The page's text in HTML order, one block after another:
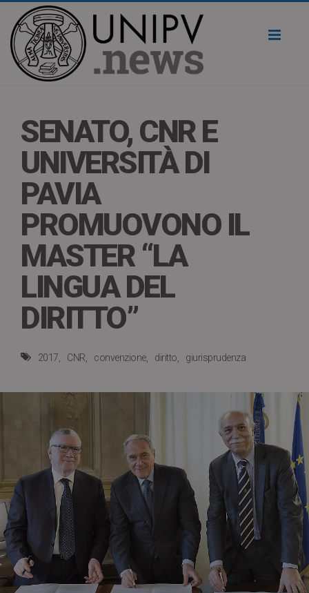
SENATO, CNR E
UNIVERSITÀ DI
PAVIA
PROMUOVONO IL
MASTER “LA
LINGUA DEL
DIRITTO”
2017 CNR convenzione diritto giurisprudenza